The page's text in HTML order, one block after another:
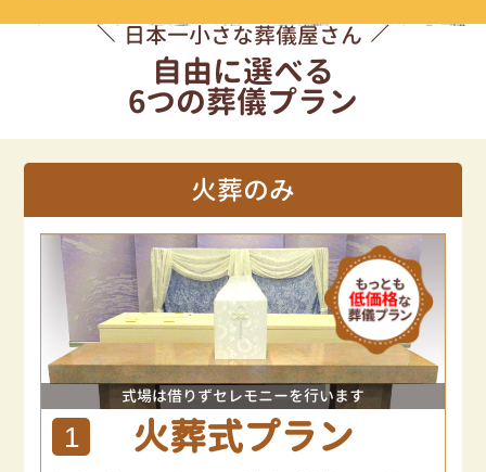
日本一小さな葬儀屋さん
自由に選べる
6つの葬儀プラン
火葬のみ
式場は借りずセレモニーを行います
1 火葬式プラン